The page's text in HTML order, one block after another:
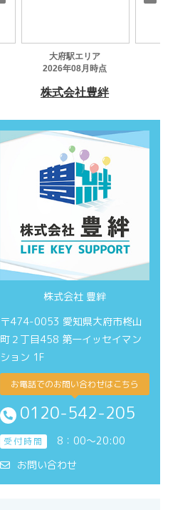
株式会社 豊絆
〒474-0053 愛知県大府市柊山
町２丁目458 第一イッセイマン
ション 1F
お電話でのお問い合わせはこちら
0120-542-205
受付時間
8：00～20:00
お問い合わせ